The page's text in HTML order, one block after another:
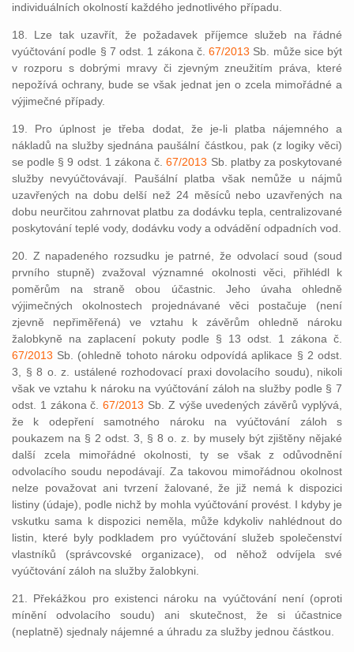
individuálních okolností každého jednotlivého případu.
18. Lze tak uzavřít, že požadavek příjemce služeb na řádné
vyúčtování podle § 7 odst. 1 zákona č. 67/2013 Sb. může sice být
v rozporu s dobrými mravy či zjevným zneužitím práva, které
nepožívá ochrany, bude se však jednat jen o zcela mimořádné a
výjimečné případy.
19. Pro úplnost je třeba dodat, že je-li platba nájemného a
nákladů na služby sjednána paušální částkou, pak (z logiky věci)
se podle § 9 odst. 1 zákona č.67/2013 Sb. platby za poskytované
služby nevyúčtovávají. Paušální platba však nemůže u nájmů
uzavřených na dobu delší než 24 měsíců nebo uzavřených na
dobu neurčitou zahrnovat platbu za dodávku tepla, centralizované
poskytování teplé vody, dodávku vody a odvádění odpadních vod.
20. Z napadeného rozsudku je patrné, že odvolací soud (soud
prvního stupně) zvažoval významné okolnosti věci, přihlédl k
poměrům na straně obou účastnic. Jeho úvaha ohledně
výjimečných okolnostech projednávané věci postačuje (není
zjevně nepřiměřená) ve vztahu k závěrům ohledně nároku
žalobkyně na zaplacení pokuty podle § 13 odst. 1 zákona č.
67/2013 Sb. (ohledně tohoto nároku odpovídá aplikace § 2 odst.
3, § 8 o. z. ustálené rozhodovací praxi dovolacího soudu), nikoli
však ve vztahu k nároku na vyúčtování záloh na služby podle § 7
odst. 1 zákona č.67/2013 Sb. Z výše uvedených závěrů vyplývá,
že k odepření samotného nároku na vyúčtování záloh s
poukazem na § 2 odst. 3, § 8 o. z. by musely být zjištěny nějaké
další zcela mimořádné okolnosti, ty se však z odůvodnění
odvolacího soudu nepodávají. Za takovou mimořádnou okolnost
nelze považovat ani tvrzení žalované, že již nemá k dispozici
listiny (údaje), podle nichž by mohla vyúčtování provést. I kdyby je
vskutku sama k dispozici neměla, může kdykoliv nahlédnout do
listin, které byly podkladem pro vyúčtování služeb společenství
vlastníků (správcovské organizace), od něhož odvíjela své
vyúčtování záloh na služby žalobkyni.
21. Překážkou pro existenci nároku na vyúčtování není (oproti
mínění odvolacího soudu) ani skutečnost, že si účastnice
(neplatně) sjednaly nájemné a úhradu za služby jednou částkou.